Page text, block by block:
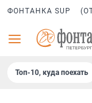
ФОНТАНКА SUP
Топ-10, куда поехать